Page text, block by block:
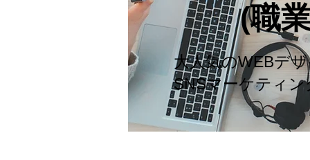
(職
大人気のWEBデ
​SNSマーケティ